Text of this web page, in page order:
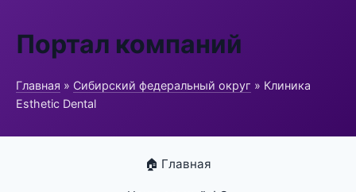
Портал компаний
Главная » Сибирский федеральный округ » Клиника
Esthetic Dental
🏠 Главная